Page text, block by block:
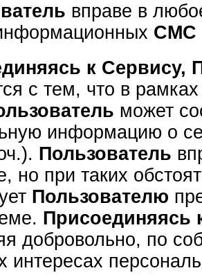
вправе в
СМС
к Сервису,
с тем, что в рамках
может
информацию о
Пользователь
но при таких
Пользователю
Присоединяясь
добровольно, по
интересах